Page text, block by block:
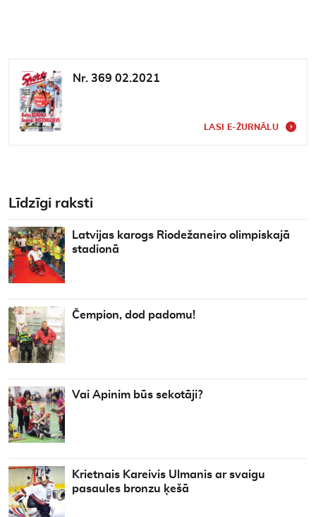
Nr. 369 02.2021
LASI E-ŽURNĀLU
Līdzīgi raksti
Latvijas karogs Riodežaneiro olimpiskajā
stadionā
Čempion, dod padomu!
Vai Apinim būs sekotāji?
Krietnais Kareivis Ulmanis ar svaigu
pasaules bronzu ķešā